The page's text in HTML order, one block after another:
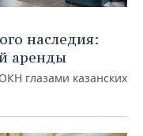
наследия:
аренды
глазами казанских